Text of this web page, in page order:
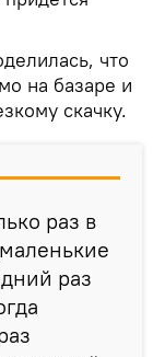
что
на базаре и
скачку.
раз в
раз